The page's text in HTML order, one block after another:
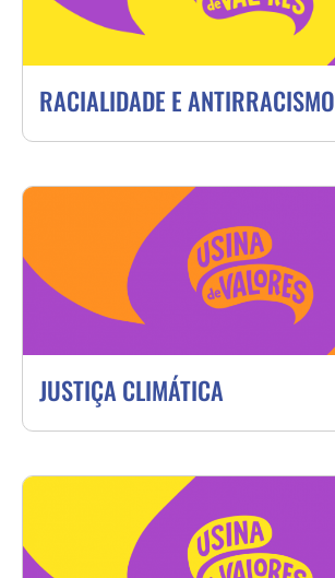
RACIALIDADE E ANTIRRACISMO
JUSTIÇA CLIMÁTICA